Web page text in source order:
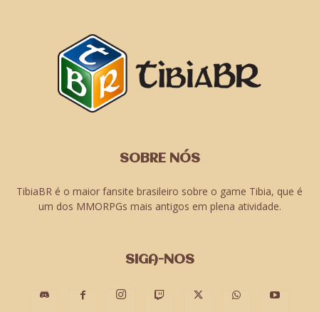
SOBRE NÓS
TibiaBR é o maior fansite brasileiro sobre o game Tibia, que é
um dos MMORPGs mais antigos em plena atividade.
SIGA-NOS